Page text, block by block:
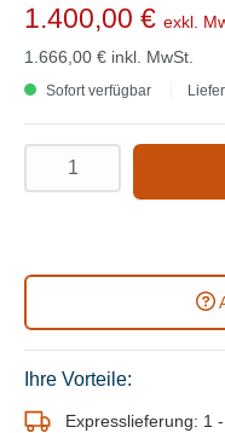
1.400,00 € exkl.
1.666,00 € inkl. MwSt.
Sofort verfügbar
Ihre Vorteile:
Expresslieferung: 1